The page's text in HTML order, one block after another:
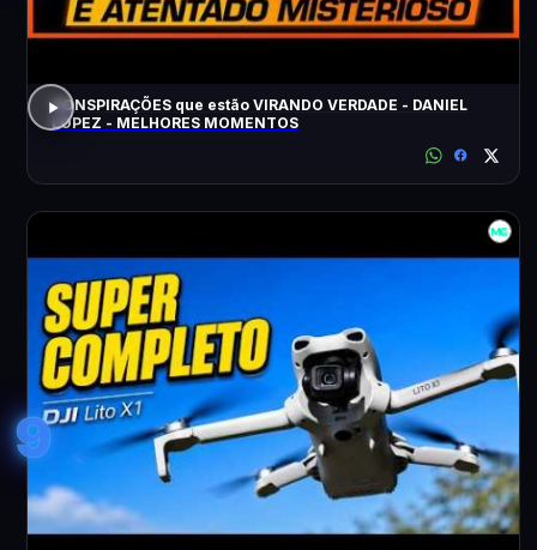
CONSPIRAÇÕES que estão VIRANDO VERDADE - DANIEL
LOPEZ - MELHORES MOMENTOS
9